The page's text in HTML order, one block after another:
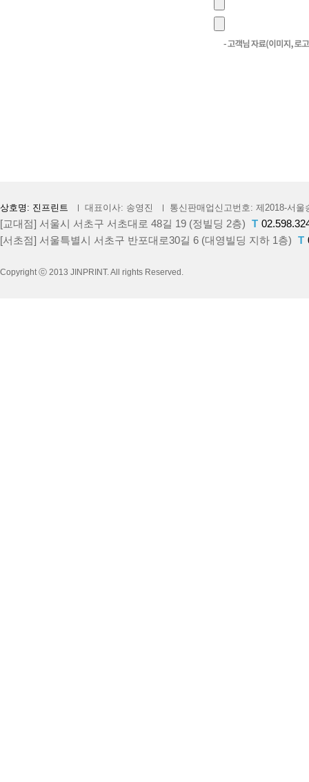
상호명: 진프린트 대표이사: 송영진 통신판매업신고번호: 제2018-서울
[교대점] 서울시 서초구 서초대로 48길 19 (정빌딩 2층) T
[서초점] 서울특별시 서초구 반포대로30길 6 (대영빌딩 지하 1층) T
Copyright ⓒ 2013 JINPRINT. All rights Reserved.